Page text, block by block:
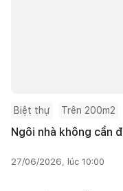
Biệt thự Trên 200m2
Ngôi nhà không cần
27/06/2026, lúc 10:00